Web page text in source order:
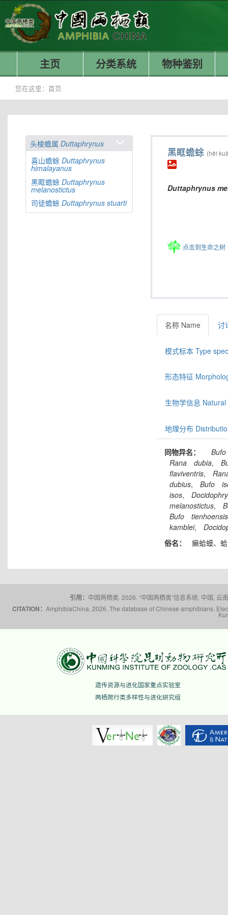
主页 分类系统 物种鉴别
您在这里： 首页
头棱蟾属 Duttaphrynus
喜山蟾蜍 Duttaphrynus
himalayanus
黑眶蟾蜍 Duttaphrynus
melanostictus
司徒蟾蜍 Duttaphrynus stuarti
黑眶蟾蜍 (hēi
Duttaphrynus
点击到生命之树
名称 Name 讨
模式标本 Type
形态特征
生物学信息
地理分布
同物异名：
Bufo
Rana
dubia,
flaviventris,
dubius, Bufo
isos,
melanostictus,
Bufo
tienhoensis
kamblei,
俗名：
癞蛤蟆、
引用： 中国两栖类. 2026. “中国两栖类”信息系统. 中国,
CITATION： AmphibiaChina. 2026. The database of Chinese amphibians.
遗传资源与进化国家重点实验室
两栖爬行类多样性与进化研究组